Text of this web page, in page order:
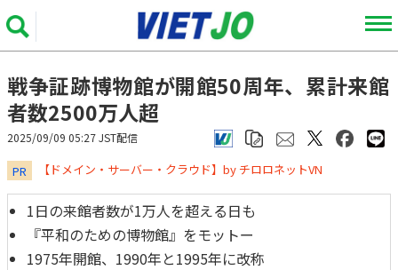
戦争証跡博物館が開館50周年、累計来館
者数2500万人超
2025/09/09 05:27 JST配信
PR ​​​​​​​【ドメイン・サーバー・クラウド】by チロロネットVN
1日の来館者数が1万人を超える日も
『平和のための博物館』をモットー
1975年開館、1990年と1995年に改称